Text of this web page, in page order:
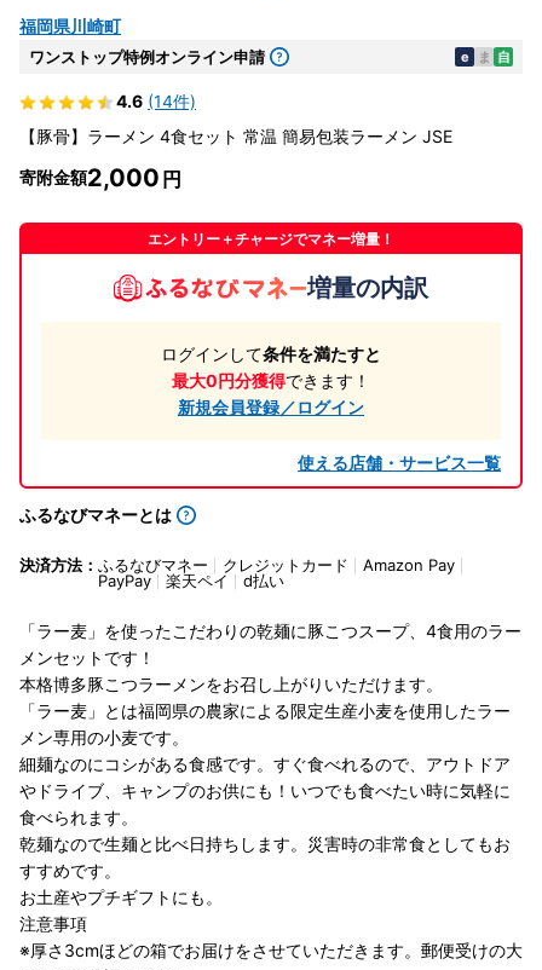
福岡県川崎町
ワンストップ特例オンライン申請 e ま 自
4.6 (14件)
【豚骨】ラーメン 4食セット 常温 簡易包装ラーメン JSE
寄附金額2,000
エントリー＋チャージでマネー増量！
増量の内訳
ログインして条件を満たすと
最大0円分獲得できます！
新規会員登録／ログイン
使える店舗・サービス一覧
ふるなびマネーとは
決済方法： ふるなびマネー クレジットカード
Amazon Pay
PayPay
楽天ペイ d払い
「ラー麦」を使ったこだわりの乾麺に豚こつスープ、4食用のラー
メンセットです！
本格博多豚こつラーメンをお召し上がりいただけます。
「ラー麦」とは福岡県の農家による限定生産小麦を使用したラー
メン専用の小麦です。
細麺なのにコシがある食感です。すぐ食べれるので、アウトドア
やドライブ、キャンプのお供にも！いつでも食べたい時に気軽に
食べられます。
乾麺なので生麺と比べ日持ちします。災害時の非常食としてもお
すすめです。
お土産やプチギフトにも。
注意事項
※厚さ3cmほどの箱でお届けをさせていただきます。郵便受けの大